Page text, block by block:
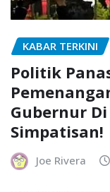
KABAR TERKINI
Politik
Gubernur
Simpatisan!
Joe Rivera